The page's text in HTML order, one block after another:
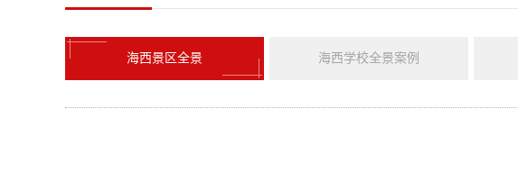
海西景区全景 海西学校全景案例